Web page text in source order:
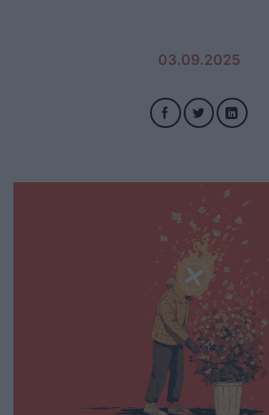
03.09.2025